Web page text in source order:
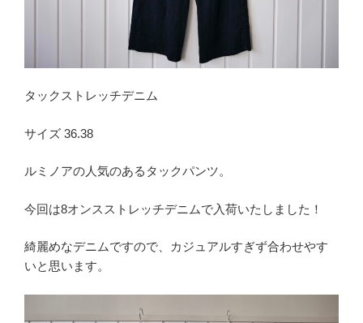
タックストレッチデニム
サイズ 36.38
ルミノアの人気のあるタックパンツ。
今回は8オンスストレッチデニムで入荷いたしました！
綺麗めなデニムですので、カジュアルすぎず合わせやす
いと思います。